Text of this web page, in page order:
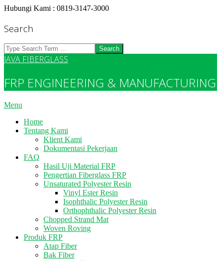
Skip
content
Hubungi Kami : 0819-3147-3000
Search
Search
JAVA FIBERGLASS
FRP ENGINEERING & MANUFACTURING
Primary
Menu
Menu
Home
Tentang Kami
Klient Kami
Dokumentasi Pekerjaan
FAQ
Hasil Uji Material FRP
Pengertian Fiberglass FRP
Unsaturated Polyester Resin
Vinyl Ester Resin
Isophthalic Polyester Resin
Orthophthalic Polyester Resin
Chopped Strand Mat
Woven Roving
Produk FRP
Atap Fiber
Bak Fiber